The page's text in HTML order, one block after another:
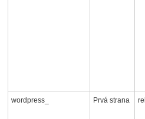
wordpress_ Prvá strana